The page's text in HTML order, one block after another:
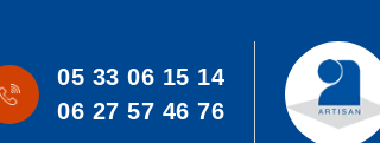
05 33 06 15 14
06 27 57 46 76